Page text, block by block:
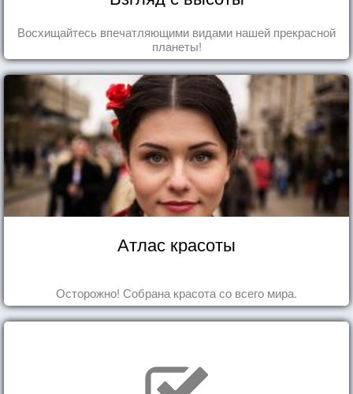
Восхищайтесь впечатляющими видами нашей прекрасной
планеты!
Атлас красоты
Осторожно! Собрана красота со всего мира.